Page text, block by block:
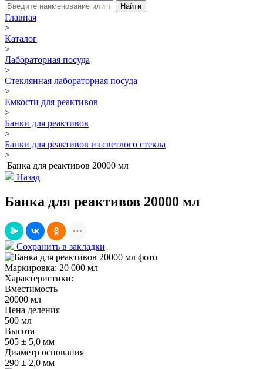
Найти
Главная
>
Каталог
>
Лабораторная посуда
>
Стеклянная лабораторная посуда
>
Емкости для реактивов
>
Банки для реактивов
>
Банки для реактивов из светлого стекла
>
Банка для реактивов 20000 мл
Назад
Банка для реактивов 20000 мл
Сохранить в закладки
Маркировка: 20 000 мл
Характеристики:
Вместимость
20000 мл
Цена деления
500 мл
Высота
505 ± 5,0 мм
Диаметр основания
290 ± 2,0 мм